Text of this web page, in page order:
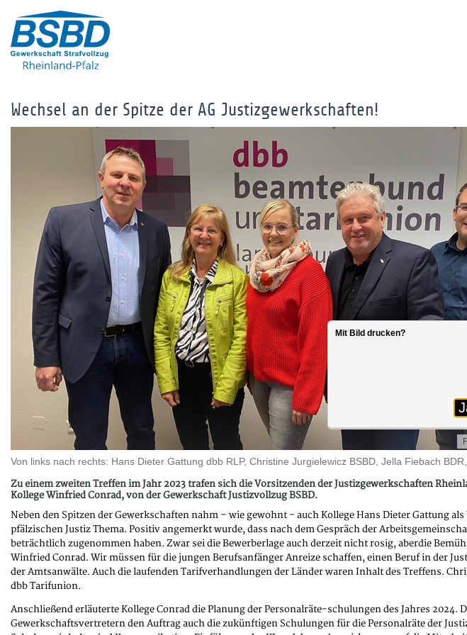
Wechsel an der Spitze der AG Justizgewerkschaften!
Von links nach rechts: Hans Dieter Gattung dbb RLP, Christine Jurgielewicz BSBD, Jella Fiebach
Zu einem zweiten Treffen im Jahr 2023 trafen sich die Vorsitzenden der Justizgewerkschaften
Kollege Winfried Conrad, von der Gewerkschaft Justizvollzug BSBD.
Neben den Spitzen der Gewerkschaften nahm – wie gewohnt - auch Kollege Hans Dieter Gattung
pfälzischen Justiz Thema. Positiv angemerkt wurde, dass nach dem Gespräch der
beträchtlich zugenommen haben. Zwar sei die Bewerberlage auch derzeit nicht rosig, aberdie
Winfried Conrad. Wir müssen für die jungen Berufsanfänger Anreize schaffen, einen Beruf in der
der Amtsanwälte. Auch die laufenden Tarifverhandlungen der Länder waren Inhalt des Treffens.
dbb Tarifunion.
Anschließend erläuterte Kollege Conrad die Planung der Personalräte-schulungen des Jahres
Gewerkschaftsvertretern den Auftrag auch die zukünftigen Schulungen für die Personalräte der
Mit Bild drucken?